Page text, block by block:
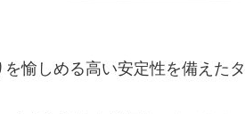
愉しめる高い安定性を備えたタ